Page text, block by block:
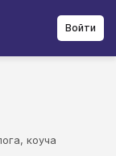
Войти
коуча